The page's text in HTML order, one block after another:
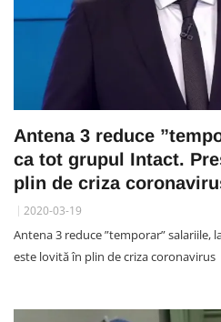
Antena 3 reduce
ca tot grupul Intact.
plin de criza
2020-03-19
Antena 3 reduce ”temporar” salariile,
este lovită în plin de criza coronavirus